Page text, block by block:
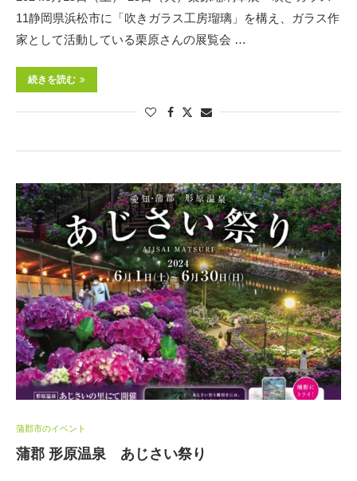
11静岡県浜松市に「吹きガラス工房瑠璃」を構え、ガラス作
家として活動している栗原さんの展覧会 …
続きを読む
蒲郡市のイベント
蒲郡 形原温泉 あじさい祭り